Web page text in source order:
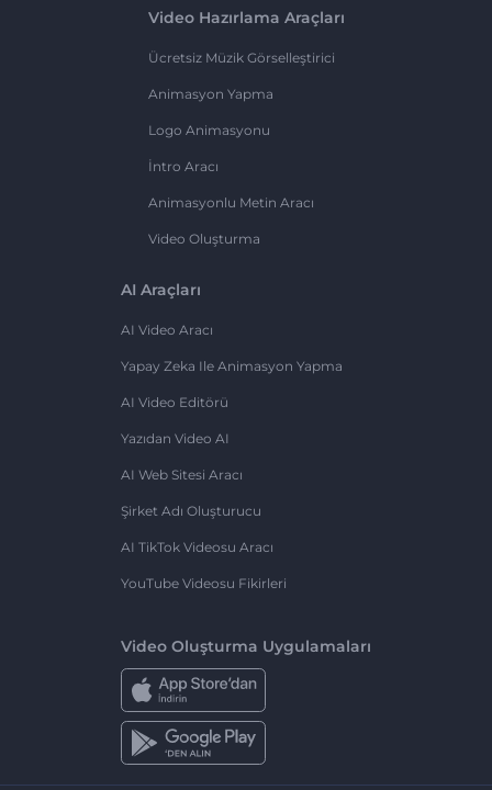
Video Hazırlama Araçları
Ücretsiz Müzik Görselleştirici
Animasyon Yapma
Logo Animasyonu
İntro Aracı
Animasyonlu Metin Aracı
Video Oluşturma
AI Araçları
AI Video Aracı
Yapay Zeka Ile Animasyon Yapma
AI Video Editörü
Yazıdan Video AI
AI Web Sitesi Aracı
Şirket Adı Oluşturucu
AI TikTok Videosu Aracı
YouTube Videosu Fikirleri
Video Oluşturma Uygulamaları